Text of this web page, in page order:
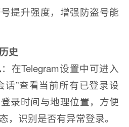
提升强度，增强防盗号能
史
：在Telegram设置中可进入
话”查看当前所有已登录设
录时间与地理位置，方便
，识别是否有异常登录。